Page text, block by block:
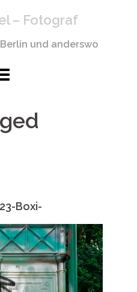
– Fotograf
und anderswo
Boxi-